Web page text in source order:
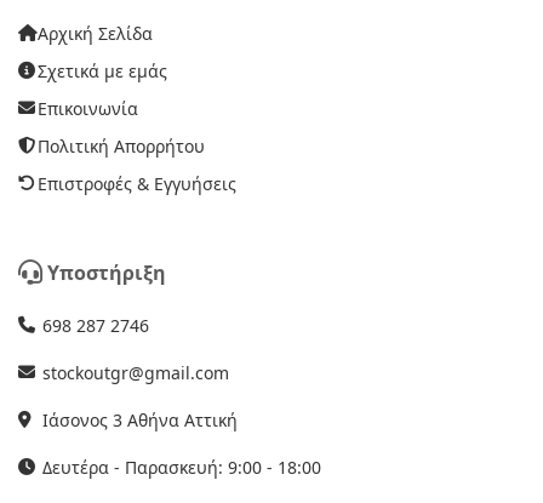
Αρχική Σελίδα
Σχετικά με εμάς
Επικοινωνία
Πολιτική Απορρήτου
Επιστροφές & Εγγυήσεις
Υποστήριξη
698 287 2746
stockoutgr@gmail.com
Ιάσονος 3 Αθήνα Αττική
Δευτέρα - Παρασκευή: 9:00 - 18:00